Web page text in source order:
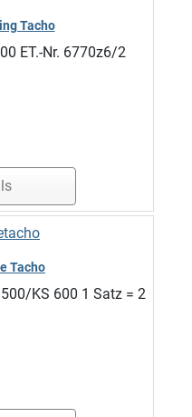
Tacho
ET.-Nr. 6770z6/2
Tacho
KS 600 1 Satz = 2